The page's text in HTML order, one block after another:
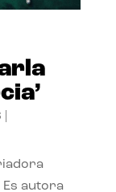
autora